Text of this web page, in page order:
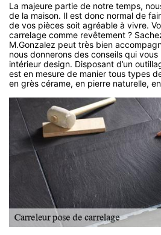
La majeure partie de notre temps,
de la maison. Il est donc normal de
de vos pièces soit agréable à vivre.
carrelage comme revêtement ?
M.Gonzalez peut très bien
nous donnerons des conseils qui
intérieur design. Disposant d’un
est en mesure de manier tous types
en grès cérame, en pierre naturelle,